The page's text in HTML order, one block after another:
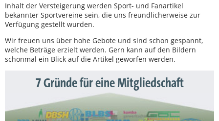
Inhalt der Versteigerung werden Sport- und Fanartikel
bekannter Sportvereine sein, die uns freundlicherweise zur
Verfügung gestellt wurden.
Wir freuen uns über hohe Gebote und sind schon gespannt,
welche Beträge erzielt werden. Gern kann auf den Bildern
schonmal ein Blick auf die Artikel geworfen werden.
7 Gründe für eine Mitgliedschaft